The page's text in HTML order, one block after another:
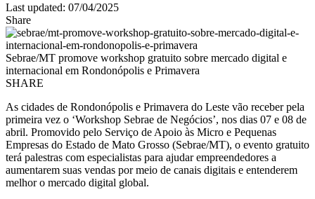
Last updated: 07/04/2025
Share
Sebrae/MT promove workshop gratuito sobre mercado digital e
internacional em Rondonópolis e Primavera
SHARE
As cidades de Rondonópolis e Primavera do Leste vão receber pela
primeira vez o ‘Workshop Sebrae de Negócios’, nos dias 07 e 08 de
abril. Promovido pelo Serviço de Apoio às Micro e Pequenas
Empresas do Estado de Mato Grosso (Sebrae/MT), o evento gratuito
terá palestras com especialistas para ajudar empreendedores a
aumentarem suas vendas por meio de canais digitais e entenderem
melhor o mercado digital global.